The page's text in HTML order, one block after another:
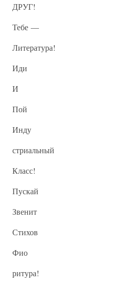
ДРУГ!
Тебе —
Литература!
Иди
И
Пой
Инду
стриальный
Класс!
Пускай
Звенит
Стихов
Фио
ритура!